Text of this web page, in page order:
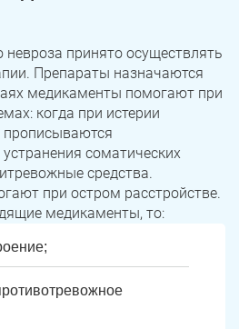
невроза принято осуществлять
Препараты назначаются
медикаменты помогают при
когда при истерии
прописываются
соматических
средства.
при остром расстройстве.
медикаменты, то: